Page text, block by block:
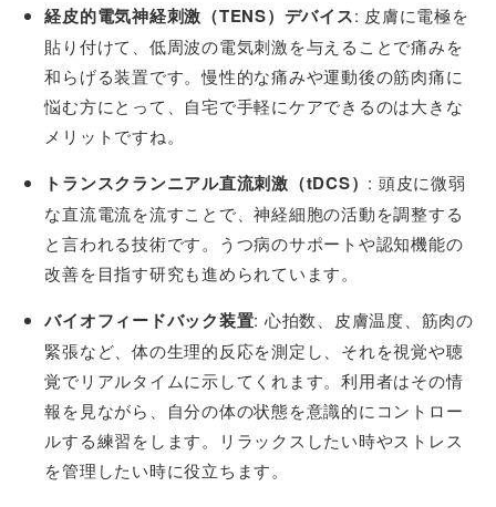
経皮的電気神経刺激（TENS）デバイス: 皮膚に電極を
貼り付けて、低周波の電気刺激を与えることで痛みを
和らげる装置です。慢性的な痛みや運動後の筋肉痛に
悩む方にとって、自宅で手軽にケアできるのは大きな
メリットですね。
トランスクランニアル直流刺激（tDCS） : 頭皮に微弱
な直流電流を流すことで、神経細胞の活動を調整する
と言われる技術です。うつ病のサポートや認知機能の
改善を目指す研究も進められています。
バイオフィードバック装置: 心拍数、皮膚温度、筋肉の
緊張など、体の生理的反応を測定し、それを視覚や聴
覚でリアルタイムに示してくれます。利用者はその情
報を見ながら、自分の体の状態を意識的にコントロー
ルする練習をします。リラックスしたい時やストレス
を管理したい時に役立ちます。